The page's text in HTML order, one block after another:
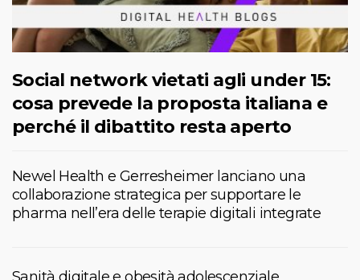
Social network vietati agli under 15:
cosa prevede la proposta italiana e
perché il dibattito resta aperto
Newel Health e Gerresheimer lanciano una
collaborazione strategica per supportare le
pharma nell’era delle terapie digitali integrate